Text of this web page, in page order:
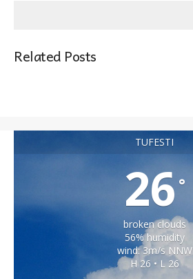
Related Posts
TUFESTI
26 °
broken clouds
56% humidity
wind: 3m/s NNW
H 26 • L 26